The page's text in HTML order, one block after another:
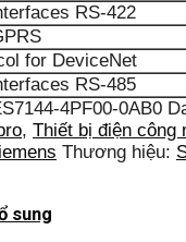
RS-422
for DeviceNet
RS-485
4PF00-0AB0
, Thiết bị điện công
Thương hiệu:
sung